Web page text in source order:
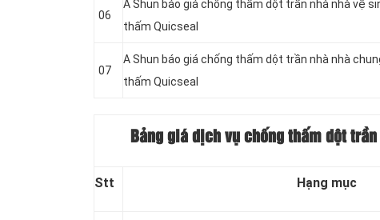
06
A Shun báo giá chống thấm dột trần nhà nhà vệ
thấm Quicseal
07
A Shun báo giá chống thấm dột trần nhà nhà
thấm Quicseal
Bảng giá dịch vụ chống thấm dột
Stt Hạng mục